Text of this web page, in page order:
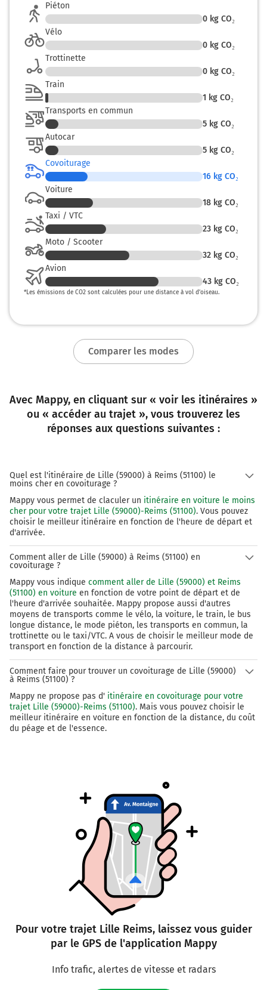
Piéton
0 kg CO₂
Vélo
0 kg CO₂
Trottinette
0 kg CO₂
Train
1 kg CO₂
Transports en commun
5 kg CO₂
Autocar
5 kg CO₂
Covoiturage
16 kg CO₂
Voiture
18 kg CO₂
Taxi / VTC
23 kg CO₂
Moto / Scooter
32 kg CO₂
Avion
43 kg CO₂
*Les émissions de CO2 sont calculées pour une distance à vol d’oiseau.
Comparer les modes
Avec Mappy, en cliquant sur « voir les itinéraires »
ou « accéder au trajet », vous trouverez les
réponses aux questions suivantes :
Quel est l'itinéraire de Lille (59000) à Reims (51100) le
moins cher en covoiturage ?
Mappy vous permet de claculer un itinéraire en voiture le moins
cher pour votre trajet Lille (59000)-Reims (51100). Vous pouvez
choisir le meilleur itinéraire en fonction de l'heure de départ et
d'arrivée.
Comment aller de Lille (59000) à Reims (51100) en
covoiturage ?
Mappy vous indique comment aller de Lille (59000) et Reims
(51100) en voiture en fonction de votre point de départ et de
l'heure d'arrivée souhaitée. Mappy propose aussi d'autres
moyens de transports comme le vélo, la voiture, le train, le bus
longue distance, le mode piéton, les transports en commun, la
trottinette ou le taxi/VTC. A vous de choisir le meilleur mode de
transport en fonction de la distance à parcourir.
Comment faire pour trouver un covoiturage de Lille (59000)
à Reims (51100) ?
Mappy ne propose pas d' itinéraire en covoiturage pour votre
trajet Lille (59000)-Reims (51100). Mais vous pouvez choisir le
meilleur itinéraire en voiture en fonction de la distance, du coût
du péage et de l'essence.
Pour votre trajet Lille Reims, laissez vous guider
par le GPS de l'application Mappy
Info trafic, alertes de vitesse et radars